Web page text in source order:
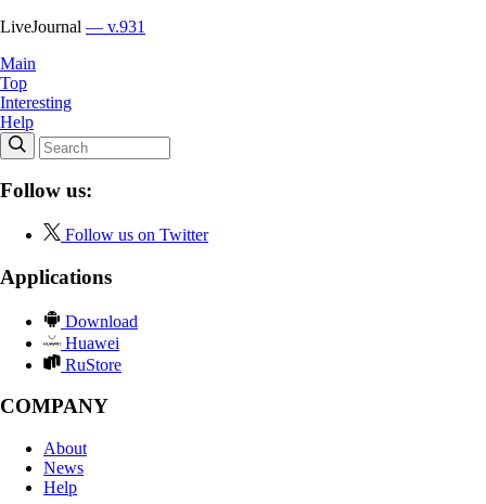
LiveJournal — v.931
Main
Top
Interesting
Help
Follow us:
Follow us on Twitter
Applications
Download
Huawei
RuStore
COMPANY
About
News
Help